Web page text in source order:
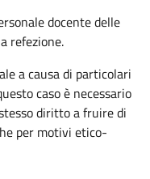
docente delle
refezione.
a causa di particolari
caso è necessario
diritto a fruire di
per motivi etico-